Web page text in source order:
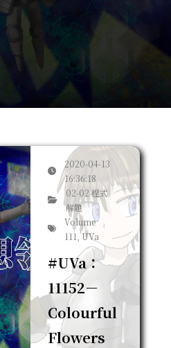
2020-04-13
16:36:18
02-02 程式
解題
Volume
111, UVa
#UVa：
11152－
Colourful
Flowers